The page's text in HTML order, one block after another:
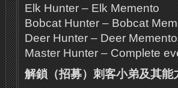
Elk Hunter – Elk Memento
Bobcat Hunter – Bobcat
Deer Hunter – Deer Memento
Master Hunter – Complete
解鎖（招募）刺客小弟及其能